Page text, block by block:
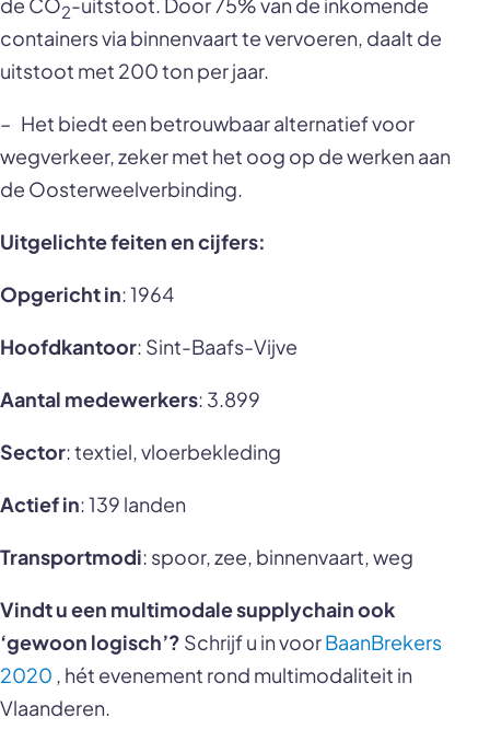
2
containers via binnenvaart te vervoeren, daalt de
uitstoot met 200 ton per jaar.
– Het biedt een betrouwbaar alternatief voor
wegverkeer, zeker met het oog op de werken aan
de Oosterweelverbinding.
Uitgelichte feiten en cijfers:
Opgericht in: 1964
Hoofdkantoor: Sint-Baafs-Vijve
Aantal medewerkers: 3.899
Sector: textiel, vloerbekleding
Actief in: 139 landen
Transportmodi: spoor, zee, binnenvaart, weg
Vindt u een multimodale supplychain ook
‘gewoon logisch’?Schrijf u in voorBaanBrekers
2020, hét evenement rond multimodaliteit in
Vlaanderen.